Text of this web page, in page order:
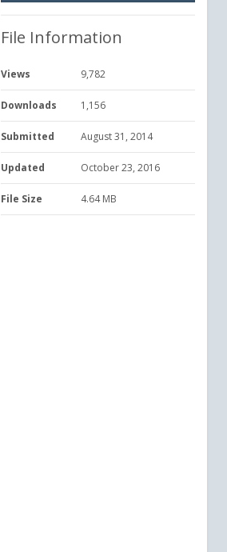
File Information
Views 9,782
Downloads 1,156
Submitted August 31, 2014
Updated October 23, 2016
File Size 4.64 MB